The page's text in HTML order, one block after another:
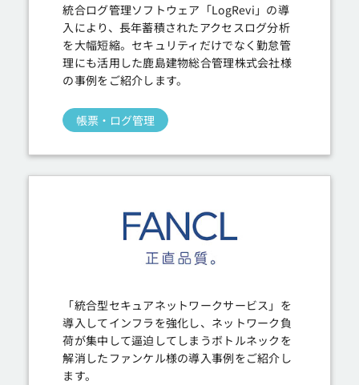
統合ログ管理ソフトウェア「LogRevi」の導
入により、長年蓄積されたアクセスログ分析
を大幅短縮。セキュリティだけでなく勤怠管
理にも活用した鹿島建物総合管理株式会社様
の事例をご紹介します。
帳票・ログ管理
「統合型セキュアネットワークサービス」を
導入してインフラを強化し、ネットワーク負
荷が集中して逼迫してしまうボトルネックを
解消したファンケル様の導入事例をご紹介し
ます。